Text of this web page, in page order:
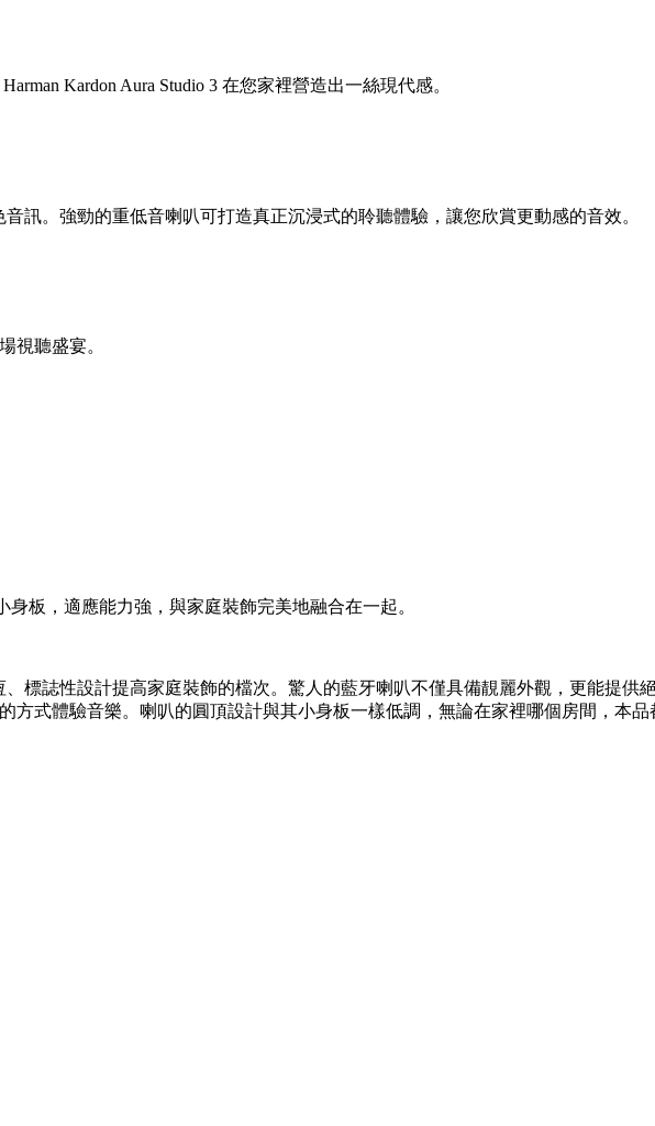
Kardon Aura Studio 3 在您家裡營造出一絲現代感。
音訊。強勁的重低音喇叭可打造真正沉浸式的聆聽體驗，讓您欣賞更動感的音效。
視聽盛宴。
身板，適應能力強，與家庭裝飾完美地融合在一起。
、標誌性設計提高家庭裝飾的檔次。驚人的藍牙喇叭不僅具備靚麗外觀，更能提供
式體驗音樂。喇叭的圓頂設計與其小身板一樣低調，無論在家裡哪個房間，本品